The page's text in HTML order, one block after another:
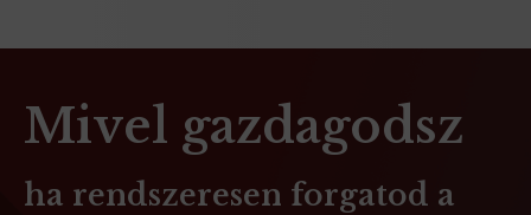
Mivel gazdagodsz
ha rendszeresen forgatod a